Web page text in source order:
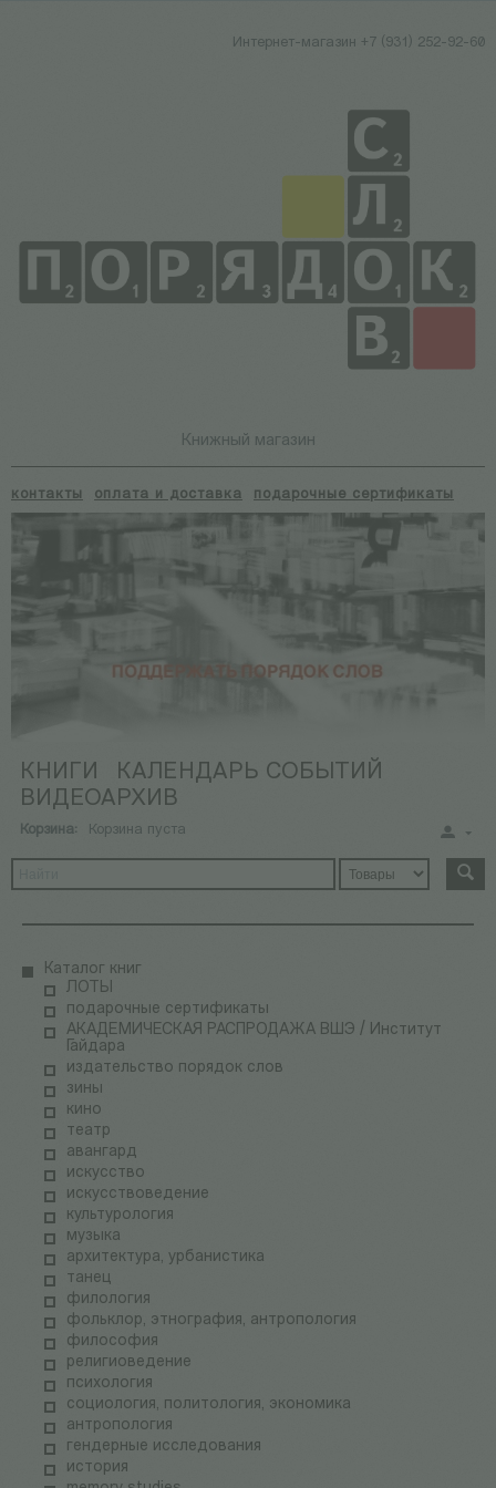
Интернет-магазин +7 (931) 252-92-60
Книжный магазин
контакты оплата и доставка подарочные сертификаты
КНИГИ
КАЛЕНДАРЬ СОБЫТИЙ
ВИДЕОАРХИВ
Корзина: Корзина пуста
Каталог книг
ЛОТЫ
подарочные сертификаты
АКАДЕМИЧЕСКАЯ РАСПРОДАЖА ВШЭ / Институт
Гайдара
издательство порядок слов
зины
кино
театр
авангард
искусство
искусствоведение
культурология
музыка
архитектура, урбанистика
танец
филология
фольклор, этнография, антропология
философия
религиоведение
психология
социология, политология, экономика
антропология
гендерные исследования
история